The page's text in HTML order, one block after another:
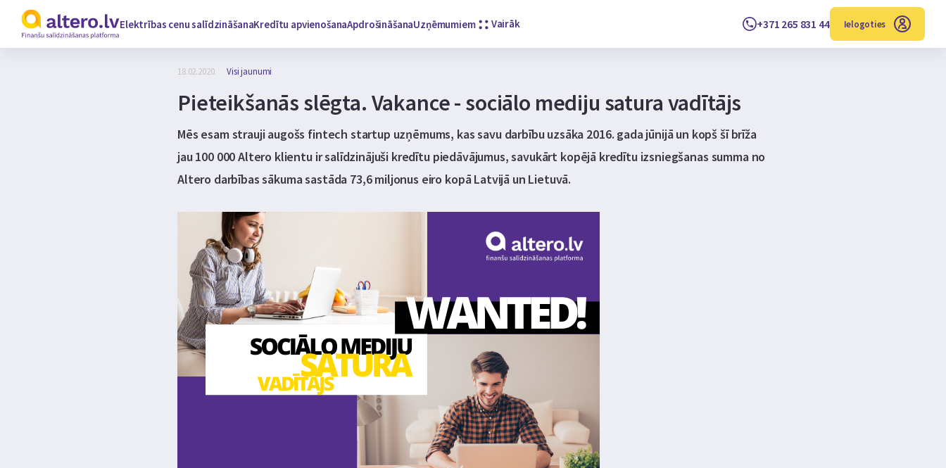
Elektrības cenu salīdzināšanaKredītu apvienošanaApdrošināšanaUzņēmumiem Vairāk +371 265 831 44 Ielogoties
18.02.2020. Visi jaunumi
Pieteikšanās slēgta. Vakance - sociālo mediju satura vadītājs
Mēs esam strauji augošs fintech startup uzņēmums, kas savu darbību uzsāka 2016. gada jūnijā un kopš šī brīža
jau 100 000 Altero klientu ir salīdzinājuši kredītu piedāvājumus, savukārt kopējā kredītu izsniegšanas summa no
Altero darbības sākuma sastāda 73,6 miljonus eiro kopā Latvijā un Lietuvā.